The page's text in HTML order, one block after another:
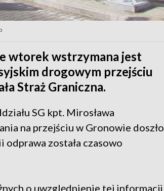
wtorek wstrzymana jest
drogowym przejściu
Straż Graniczna.
SG kpt. Mirosława
na przejściu w Gronowie doszło
odprawa została czasowo
o uwzględnienie tej informacji